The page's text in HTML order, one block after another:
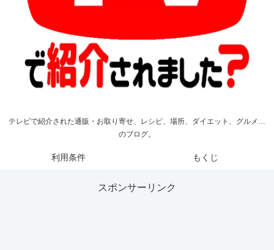
テレビで紹介された通販・お取り寄せ、レシピ、場所、ダイエット、グルメ…
のブログ。
利用条件 もくじ
スポンサーリンク